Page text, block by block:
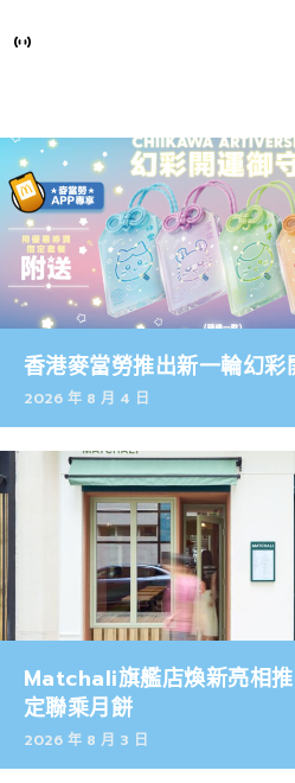
香港麥當勞推出新一輪幻彩
2026 年 8 月 4 日
Matchali旗艦店煥新亮相
定聯乘月餅
2026 年 8 月 3 日